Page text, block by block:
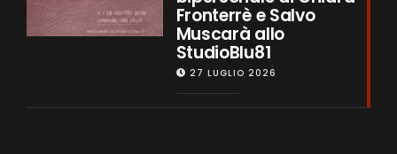
Fronterrè e Salvo
Muscarà allo
StudioBlu81
27 LUGLIO 2026